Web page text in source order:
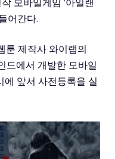
어간다.
툰 제작사 와이랩의
드에서 개발한 모바일
에 앞서 사전등록을 실